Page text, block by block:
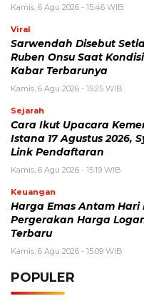
Kamis, 6 Agu 2026 - 15:46 WIB
Viral
Sarwendah Disebut
Ruben Onsu Saat
Kabar Terbarunya
Kamis, 6 Agu 2026 - 15:25 WIB
Sejarah
Cara Ikut Upacara
Istana 17 Agustus 2026,
Link Pendaftaran
Kamis, 6 Agu 2026 - 15:19 WIB
Keuangan
Harga Emas Antam Hari
Pergerakan Harga
Terbaru
Kamis, 6 Agu 2026 - 15:09 WIB
POPULER